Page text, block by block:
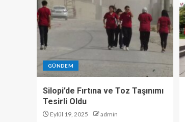
GÜNDEM
Silopi’de Fırtına ve Toz Taşınımı
Tesirli Oldu
Eylül 19, 2025 admin